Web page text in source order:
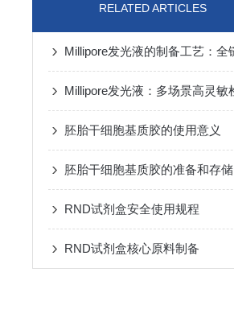
RELATED ARTICLES
胚胎干细胞基质胶的使用意义
胚胎干细胞基质胶的准备和存储
RND试剂盒安全使用规程
RND试剂盒核心原料制备